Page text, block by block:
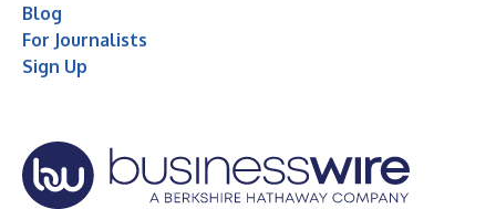
Blog
For Journalists
Sign Up